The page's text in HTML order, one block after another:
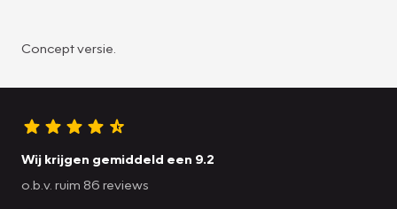
Concept versie.
Wij krijgen gemiddeld een 9.2
o.b.v. ruim 86 reviews